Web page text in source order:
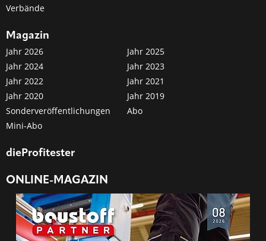
Verbände
Magazin
Jahr 2026
Jahr 2025
Jahr 2024
Jahr 2023
Jahr 2022
Jahr 2021
Jahr 2020
Jahr 2019
Sonderveröffentlichungen
Abo
Mini-Abo
dieProfitester
ONLINE-MAGAZIN